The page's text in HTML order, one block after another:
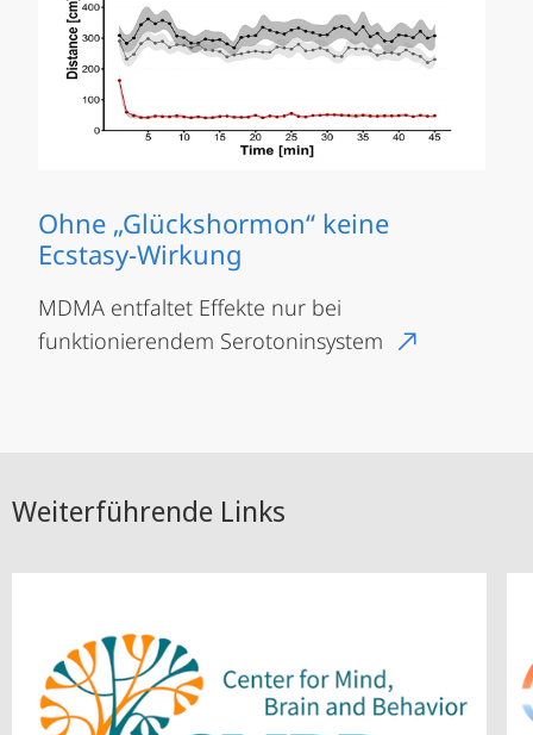
Ohne „Glückshormon“ keine
Ecstasy-Wirkung
MDMA entfaltet Effekte nur bei
funktionierendem Serotoninsystem
Weiterführende Links